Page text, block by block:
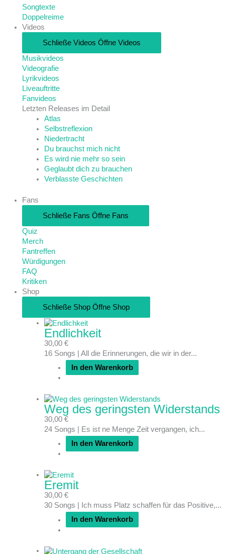
Songtexte
Doppelreime
Videos
Schließe Videos Öffne Videos
Musikvideos
Videografie
Lyrikvideos
Liveauftritte
Fanvideos
Letzten Releases im Detail
Atlas
Selbstreflexion
Niedertracht
Du brauchst mich nicht
Es wird nie mehr so sein
Geglaubt dich zu brauchen
Verblasste Geschichten
Fans
Schließe Fans Öffne Fans
Quiz
Merch
Fantreffen
Würdigungen
FAQ
Kritiken
Shop
Schließe Shop Öffne Shop
Endlichkeit
30,00 €
16 Songs | All die Erinnerungen, die wir in der...
In den Warenkorb
Weg des geringsten Widerstands
30,00 €
24 Songs | Es ist ne Menge Zeit vergangen, ich...
In den Warenkorb
Eremit
30,00 €
30 Songs | Ich muss Platz schaffen für das Positive,...
In den Warenkorb